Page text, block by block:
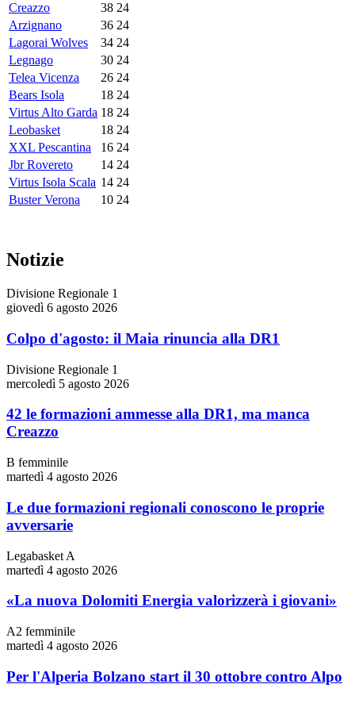
Creazzo
38 24
Arzignano
36 24
Lagorai Wolves
34 24
Legnago
30 24
Telea Vicenza
26 24
Bears Isola
18 24
Virtus Alto Garda 18 24
Leobasket
18 24
XXL Pescantina
16 24
Jbr Rovereto
14 24
Virtus Isola Scala 14 24
Buster Verona
10 24
Notizie
Divisione Regionale 1
giovedì 6 agosto 2026
Colpo d'agosto: il Maia rinuncia alla DR1
Divisione Regionale 1
mercoledì 5 agosto 2026
42 le formazioni ammesse alla DR1, ma manca
Creazzo
B femminile
martedì 4 agosto 2026
Le due formazioni regionali conoscono le proprie
avversarie
Legabasket A
martedì 4 agosto 2026
«La nuova Dolomiti Energia valorizzerà i giovani»
A2 femminile
martedì 4 agosto 2026
Per l'Alperia Bolzano start il 30 ottobre contro Alpo